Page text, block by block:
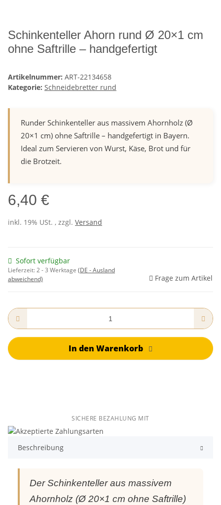
Schinkenteller Ahorn rund Ø 20×1 cm
ohne Saftrille – handgefertigt
Artikelnummer: ART-22134658
Kategorie: Schneidebretter rund
Runder Schinkenteller aus massivem Ahornholz (Ø
20×1 cm) ohne Saftrille – handgefertigt in Bayern.
Ideal zum Servieren von Wurst, Käse, Brot und für
die Brotzeit.
6,40 €
inkl. 19% USt. , zzgl. Versand
Sofort verfügbar
Lieferzeit:2 - 3 Werktage (DE - Ausland
abweichend)
Frage zum Artikel
In den Warenkorb
SICHERE BEZAHLUNG MIT
Beschreibung
Der Schinkenteller aus massivem
Ahornholz (Ø 20×1 cm ohne Saftrille)